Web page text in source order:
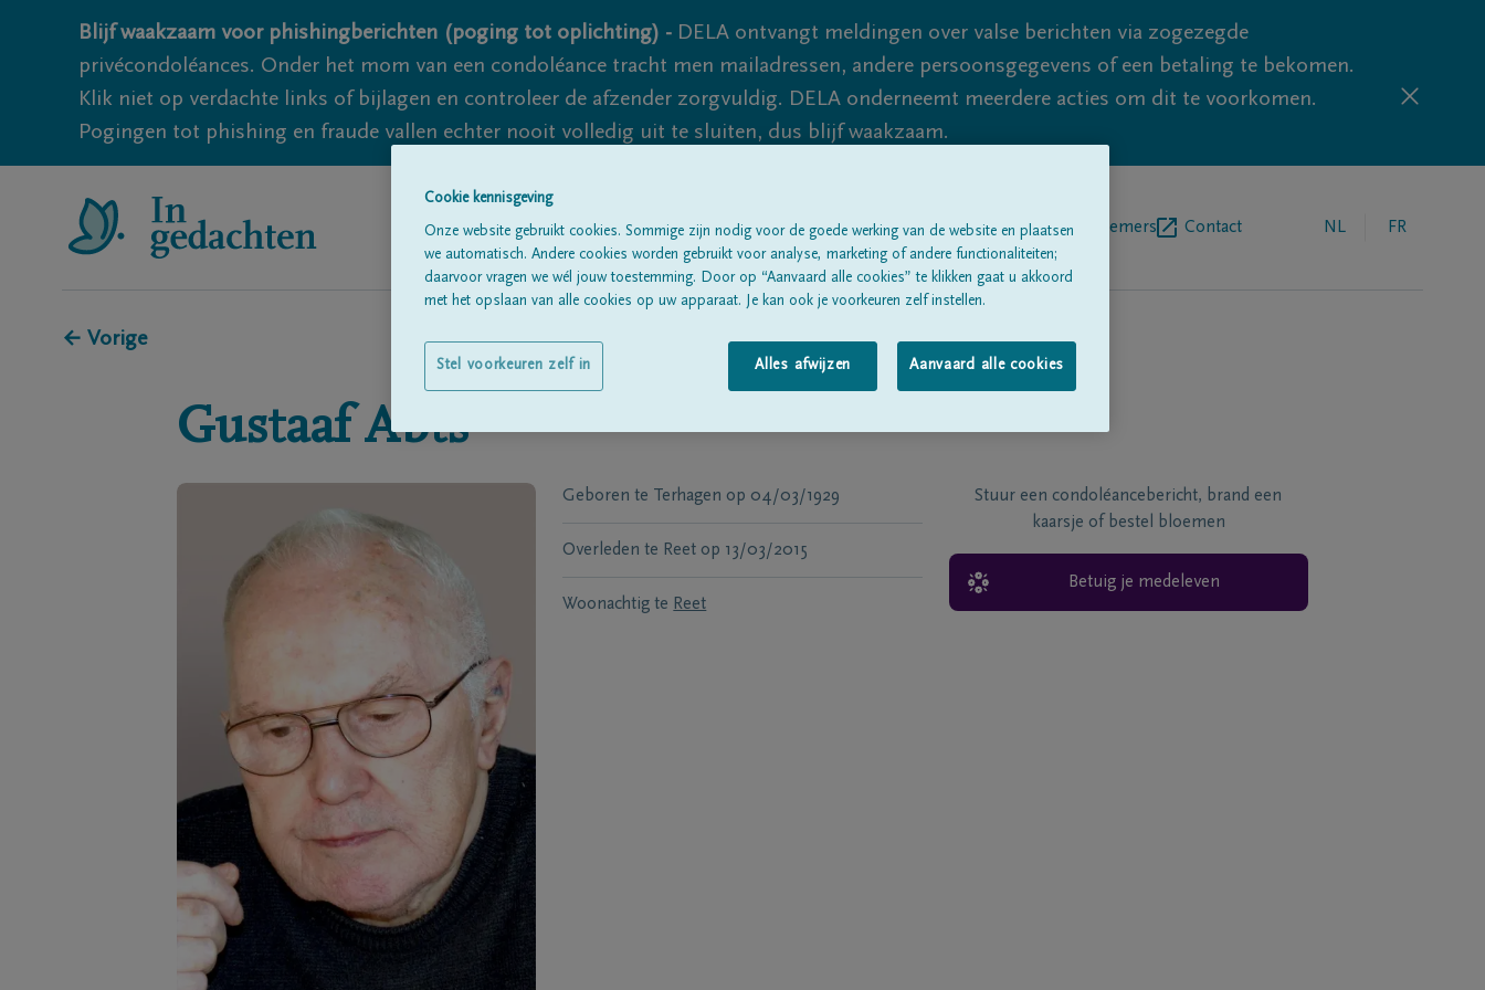
Blijf waakzaam voor phishingberichten (poging tot oplichting) - DELA ontvangt meldingen over valse berichten via zogezegde
privécondoléances. Onder het mom van een condoléance tracht men mailadressen, andere persoonsgegevens of een betaling te bekomen.
Klik niet op verdachte links of bijlagen en controleer de afzender zorgvuldig. DELA onderneemt meerdere acties om dit te voorkomen.
Pogingen tot phishing en fraude vallen echter nooit volledig uit te sluiten, dus blijf waakzaam.
Alle rouwberichtenOver onsBegrafenisondernemers Contact NL FR
← Vorige
Gustaaf Abts
Geboren te Terhagen op 04/03/1929
Overleden te Reet op 13/03/2015
Woonachtig te Reet
Stuur een condoléancebericht, brand een
kaarsje of bestel bloemen
Betuig je medeleven
Cookie kennisgeving
Onze website gebruikt cookies. Sommige zijn nodig voor de goede werking van de website en plaatsen
we automatisch. Andere cookies worden gebruikt voor analyse, marketing of andere functionaliteiten;
daarvoor vragen we wél jouw toestemming. Door op “Aanvaard alle cookies” te klikken gaat u akkoord
met het opslaan van alle cookies op uw apparaat. Je kan ook je voorkeuren zelf instellen.
Alles afwijzen Aanvaard alle cookies
Stel voorkeuren zelf in